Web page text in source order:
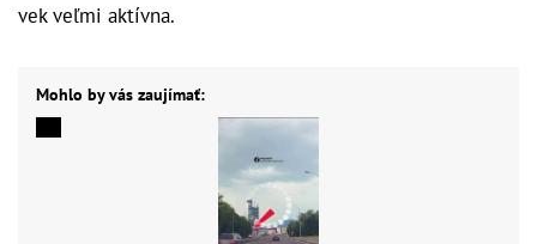
vek veľmi aktívna.
Mohlo by vás zaujímať: